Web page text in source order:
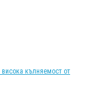
кълняемост от